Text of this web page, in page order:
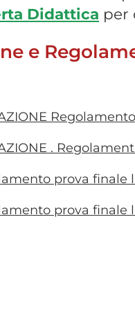
Didattica per
e
.
prova finale
prova finale